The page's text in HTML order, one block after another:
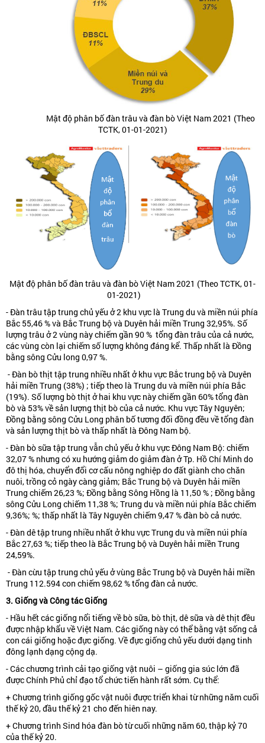
Mật độ phân bố đàn trâu và đàn bò Việt Nam 2021 (Theo
TCTK, 01-01-2021)
Mật độ phân bố đàn trâu và đàn bò Việt Nam 2021 (Theo TCTK, 01-
01-2021)
- Đàn trâu tập trung chủ yếu ở 2 khu vực là Trung du và miền núi phía
Bắc 55,46 % và Bắc Trung bộ và Duyên hải miền Trung 32,95%. Số
lượng trâu ở 2 vùng này chiếm gần 90 % tổng đàn trâu của cả nước,
các vùng còn lại chiếm số lượng không đáng kể. Thấp nhất là Đồng
bằng sông Cửu long 0,97 %.
- Đàn bò thịt tập trung nhiều nhất ở khu vực Bắc trung bộ và Duyên
hải miền Trung (38%) ; tiếp theo là Trung du và miền núi phía Bắc
(19%). Số lượng bò thịt ở hai khu vực này chiếm gần 60% tổng đàn
bò và 53% về sản lượng thịt bò của cả nước. Khu vực Tây Nguyên;
Đồng bằng sông Cửu Long phân bố tương đối đồng đều về tổng đàn
và sản lượng thịt bò và thấp nhất là Đông Nam bộ.
- Đàn bò sữa tập trung vẫn chủ yếu ở khu vực Đông Nam Bộ: chiếm
32,07 % nhưng có xu hướng giảm do giảm đàn ở Tp. Hồ Chí Minh do
đô thị hóa, chuyển đổi cơ cấu nông nghiệp do đất giành cho chăn
nuôi, trồng cỏ ngày càng giảm; Bắc Trung bộ và Duyên hải miền
Trung chiếm 26,23 %; Đồng bằng Sông Hồng là 11,50 % ; Đồng bằng
sông Cửu Long chiếm 11,38 %; Trung du và miền núi phía Bắc chiếm
9,36%; %; thấp nhất là Tây Nguyên chiếm 9,47 % đàn bò cả nước.
- Đàn dê tập trung nhiều nhất ở khu vực Trung du và miền núi phía
Bắc 27,63 %; tiếp theo là Bắc Trung bộ và Duyên hải miền Trung
24,59%.
- Đàn cừu tập trung chủ yếu ở vùng Bắc Trung bộ và Duyên hải miền
Trung 112.594 con chiếm 98,62 % tổng đàn cả nước.
3. Giống và Công tác Giống
- Hầu hết các giống nổi tiếng về bò sữa, bò thịt, dê sữa và dê thịt đều
được nhập khẩu về Việt Nam. Các giống này có thể bằng vật sống cả
con cái giống hoặc đực giống. Về đực giống chủ yếu dưới dạng tinh
đông lạnh dạng cộng dạ.
- Các chương trình cải tạo giống vật nuôi – giống gia súc lớn đã
được Chính Phủ chỉ đạo tổ chức tiến hành rất sớm. Cụ thể:
+ Chương trình giống gốc vật nuôi được triển khai từ những năm cuối
thế kỷ 20, đầu thế kỷ 21 cho đến hiên nay.
+ Chương trình Sind hóa đàn bò từ cuối những năm 60, thập kỷ 70
của thế kỷ 20.